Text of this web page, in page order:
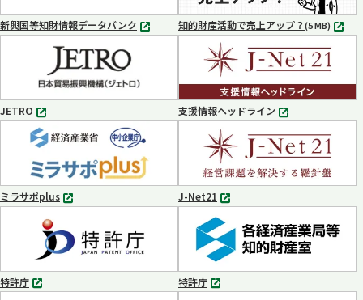
く
く
新興国等知財情報データバンク
別
開
く
知的財産活動で売上アップ？(5 MB) MP4
JETRO
別
タ
ブ
で
開
く
支援情報ヘッドライン
別
タ
ブ
で
開
く
ミラサポplus
別
ブ
で
開
く
J-Net21
別
タ
ブ
で
開
く
特許庁
別
特許庁
別